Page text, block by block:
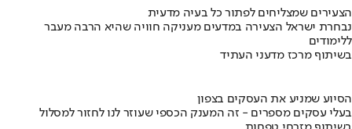
הצעירים שמצליחים לפתור כל בעיה מדעית
נבחרת ישראל הצעירה במדעים מעניקה חוויה שהיא הרבה מעבר
ללימודים
בשיתוף מרכז מדעני העתיד
הסיוע שמניע את העסקים בצפון
בעלי עסקים מספרים - זה המענק הכספי שעוזר לנו לחזור למסלול